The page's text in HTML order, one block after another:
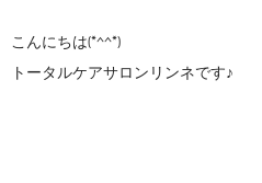
こんにちは(*^^*)
トータルケアサロンリンネです♪